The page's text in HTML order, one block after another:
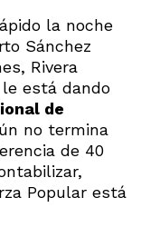
la noche
Sánchez
Rivera
está dando
de
no termina
de 40
Popular está